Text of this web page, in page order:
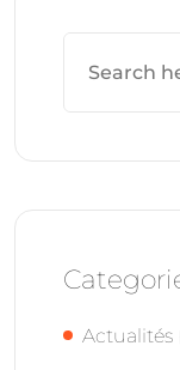
Actualités